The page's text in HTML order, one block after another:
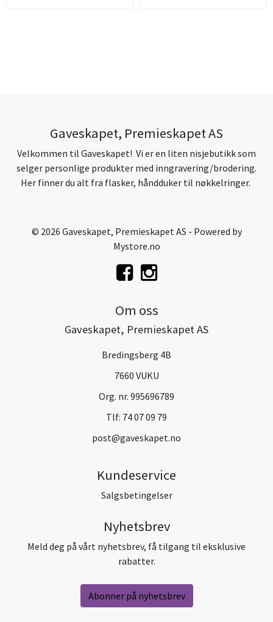
Gaveskapet, Premieskapet AS
Velkommen til Gaveskapet! Vi er en liten nisjebutikk som
selger personlige produkter med inngravering/brodering.
Her finner du alt fra flasker, håndduker til nøkkelringer.
© 2026 Gaveskapet, Premieskapet AS - Powered by
Mystore.no
Om oss
Gaveskapet, Premieskapet AS
Bredingsberg 4B
7660 VUKU
Org. nr. 995696789
Tlf: 74 07 09 79
post@gaveskapet.no
Kundeservice
Salgsbetingelser
Nyhetsbrev
Meld deg på vårt nyhetsbrev, få tilgang til eksklusive
rabatter.
Abonner på nyhetsbrev